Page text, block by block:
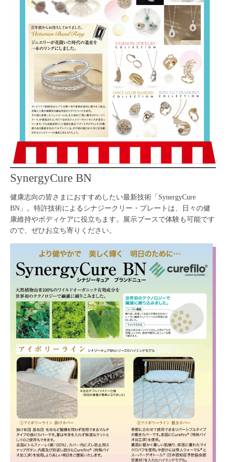
SynergyCure BN
健康志向の皆さまにおすすめしたい最新技術「SynergyCure
BN」。特許技術によるシナジークリー・プレートは、日々の健
康維持やボディケアに役立ちます。展示ブースで体験も可能です
ので、ぜひお立ち寄りください。